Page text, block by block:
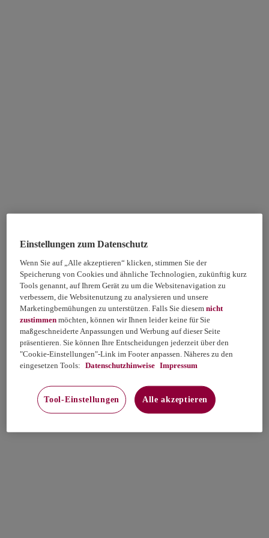
Einstellungen zum Datenschutz
Wenn Sie auf „Alle akzeptieren“ klicken, stimmen Sie der
Speicherung von Cookies und ähnliche Technologien, zukünftig kurz
Tools genannt, auf Ihrem Gerät zu um die Websitenavigation zu
verbessern, die Websitenutzung zu analysieren und unsere
Marketingbemühungen zu unterstützen. Falls Sie diesemnicht
zustimmen möchten, können wir Ihnen leider keine für Sie
maßgeschneiderte Anpassungen und Werbung auf dieser Seite
präsentieren. Sie können Ihre Entscheidungen jederzeit über den
"Cookie-Einstellungen"-Link im Footer anpassen. Näheres zu den
eingesetzen Tools: Datenschutzhinweise Impressum
Tool-Einstellungen Alle akzeptieren